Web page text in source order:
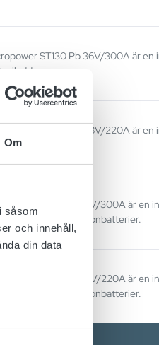
Om
såsom
och innehåll,
din data
ST130 Pb 36V/300A är en
ST130 Pb 48V/220A är en
ST130 Li 36V/300A är en
för litiumjonbatterier.
ST130 Li 48V/220A är en
för litiumjonbatterier.